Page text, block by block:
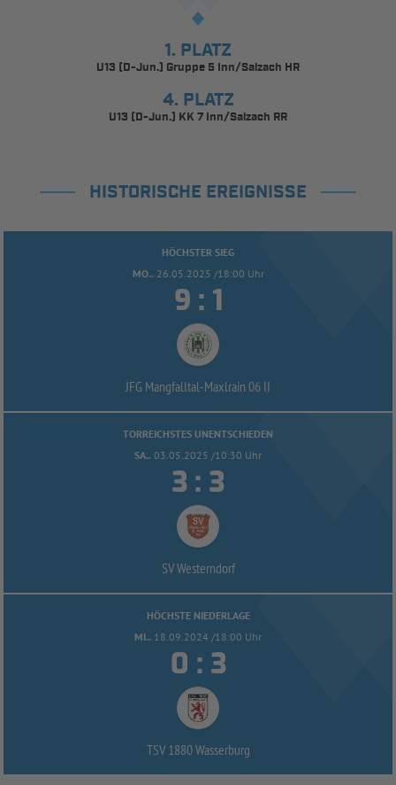
1. PLATZ
U13 (D-Jun.) Gruppe 5 Inn/Salzach HR
4. PLATZ
U13 (D-Jun.) KK 7 Inn/Salzach RR
HISTORISCHE EREIGNISSE
HÖCHSTER SIEG
MO.. 26.05.2025 /18:00 Uhr
 : 
JFG Mangfalltal-Maxlrain 06 II
TORREICHSTES UNENTSCHIEDEN
SA.. 03.05.2025 /10:30 Uhr
 : 
SV Westerndorf
HÖCHSTE NIEDERLAGE
MI.. 18.09.2024 /18:00 Uhr
 : 
TSV 1880 Wasserburg